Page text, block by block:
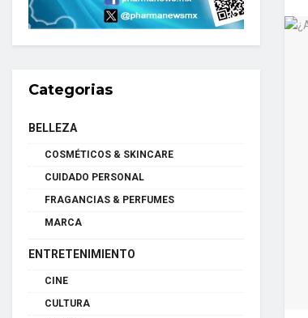
Categorias
BELLEZA
COSMÉTICOS & SKINCARE
CUIDADO PERSONAL
FRAGANCIAS & PERFUMES
MARCA
ENTRETENIMIENTO
CINE
CULTURA